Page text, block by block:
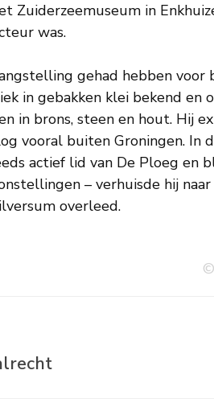
Zuiderzeemuseum in
was.
gehad hebben voor
in gebakken klei bekend en
in brons, steen en hout. Hij
vooral buiten Groningen. In
actief lid van De Ploeg en
– verhuisde hij
overleed.